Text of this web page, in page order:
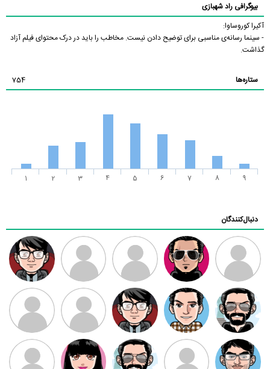
بیوگرافی راد شهبازی
آکیرا کوروساوا:
- سینما رسانه‌ی مناسبی برای توضیح دادن نیست. مخاطب را باید در درک محتوای فیلم آزاد
گذاشت.
ستاره‌ها 754
1 2 3 4 5 6 7 8 9
دنبال‌کنندگان
ممدرضا رضا کاظمی زهرا ~ ابتین
سید محمد
موسوی
مهدی فرهمند مهدی سلطانی داود رضیی
طرفدار میلی
بابی براون
کیوان کیانی